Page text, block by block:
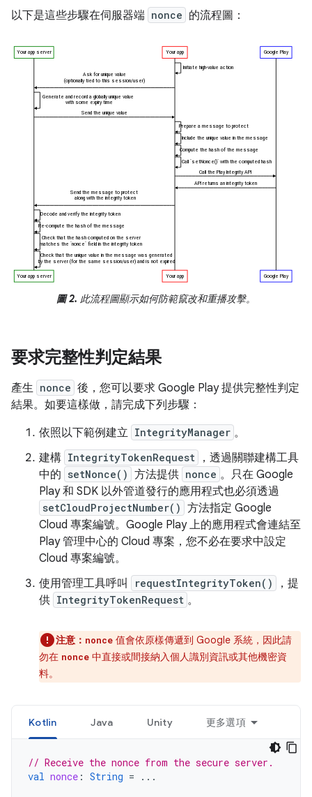
以下是這些步驟在伺服器端 nonce 的流程圖：
圖 2. 此流程圖顯示如何防範竄改和重播攻擊。
要求完整性判定結果
產生 nonce 後，您可以要求 Google Play 提供完整性判定
結果。如要這樣做，請完成下列步驟：
依照以下範例建立 IntegrityManager 。
建構 IntegrityTokenRequest
，透過關聯建構工具
中的 setNonce() 方法提供 nonce 。只在 Google
Play 和 SDK 以外管道發行的應用程式也必須透過
setCloudProjectNumber() 方法指定 Google
Cloud 專案編號。Google Play 上的應用程式會連結至
Play 管理中心的 Cloud 專案，您不必在要求中設定
Cloud 專案編號。
使用管理工具呼叫
requestIntegrityToken()
，提
供 IntegrityTokenRequest 。
注意： nonce 值會依原樣傳遞到 Google 系統，因此請
勿在 nonce 中直接或間接納入個人識別資訊或其他機密資
料。
Kotlin Java Unity 更多選項
// Receive the nonce from the secure server.
val nonce : String = ...